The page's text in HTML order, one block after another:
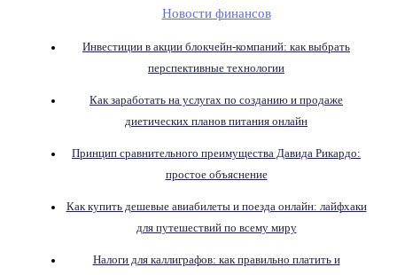
Новости финансов
Инвестиции в акции блокчейн-компаний: как выбрать
перспективные технологии
Как заработать на услугах по созданию и продаже
диетических планов питания онлайн
Принцип сравнительного преимущества Давида Рикардо:
простое объяснение
Как купить дешевые авиабилеты и поезда онлайн: лайфхаки
для путешествий по всему миру
Налоги для каллиграфов: как правильно платить и